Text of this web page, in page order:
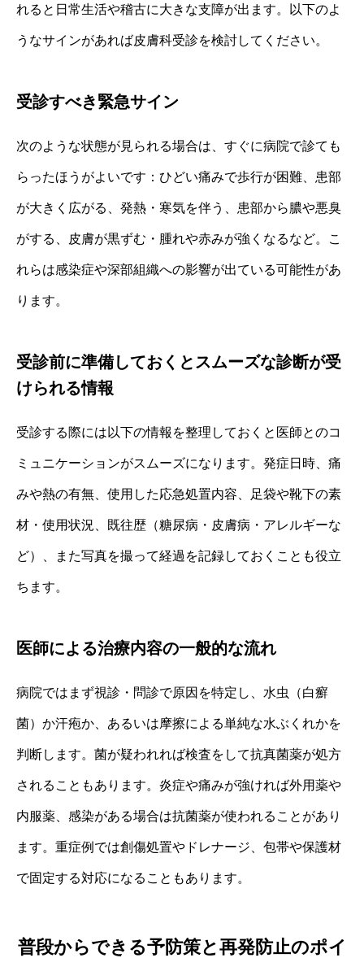
れると日常生活や稽古に大きな支障が出ます。以下のよ
うなサインがあれば皮膚科受診を検討してください。
受診すべき緊急サイン
次のような状態が見られる場合は、すぐに病院で診ても
らったほうがよいです：ひどい痛みで歩行が困難、患部
が大きく広がる、発熱・寒気を伴う、患部から膿や悪臭
がする、皮膚が黒ずむ・腫れや赤みが強くなるなど。こ
れらは感染症や深部組織への影響が出ている可能性があ
ります。
受診前に準備しておくとスムーズな診断が受
けられる情報
受診する際には以下の情報を整理しておくと医師とのコ
ミュニケーションがスムーズになります。発症日時、痛
みや熱の有無、使用した応急処置内容、足袋や靴下の素
材・使用状況、既往歴（糖尿病・皮膚病・アレルギーな
ど）、また写真を撮って経過を記録しておくことも役立
ちます。
医師による治療内容の一般的な流れ
病院ではまず視診・問診で原因を特定し、水虫（白癬
菌）か汗疱か、あるいは摩擦による単純な水ぶくれかを
判断します。菌が疑われれば検査をして抗真菌薬が処方
されることもあります。炎症や痛みが強ければ外用薬や
内服薬、感染がある場合は抗菌薬が使われることがあり
ます。重症例では創傷処置やドレナージ、包帯や保護材
で固定する対応になることもあります。
普段からできる予防策と再発防止のポイ